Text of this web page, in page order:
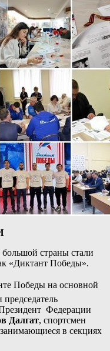
страны стали
«Диктант Победы».
Победы на основной
Федерации
Далгат, спортсмен
занимающиеся в секциях